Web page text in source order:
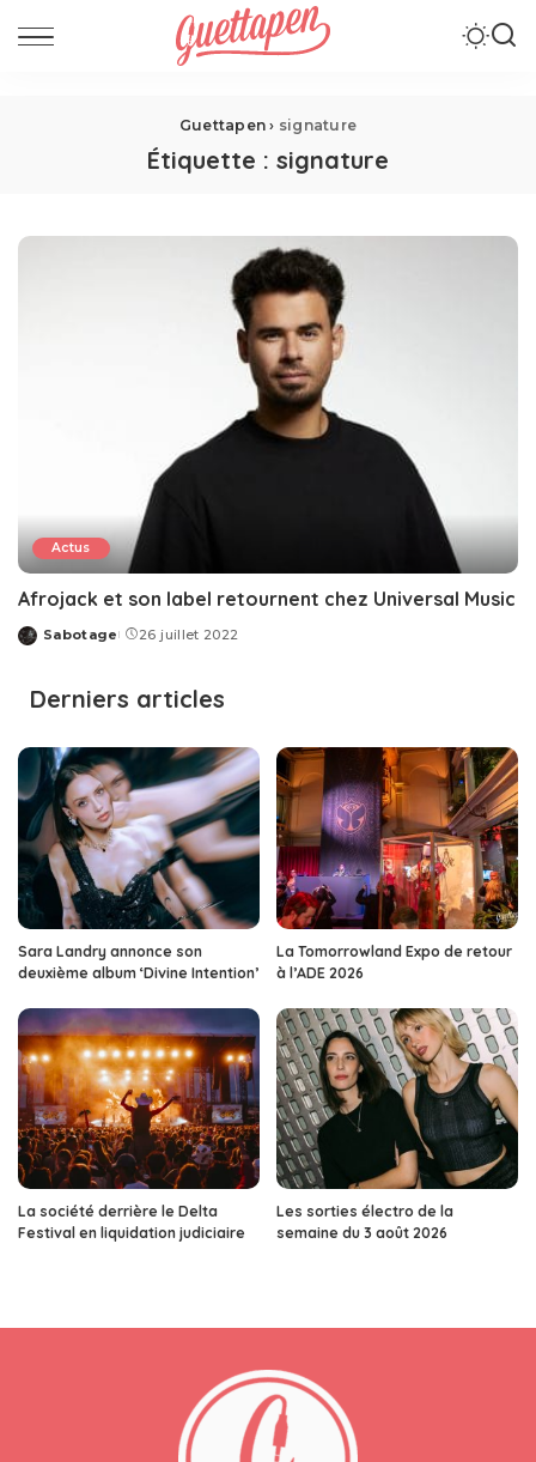
Guettapen › signature
Étiquette : signature
Actus
Afrojack et son label retournent chez Universal Music
Posted
Sabotage 26 juillet 2022
Derniers articles
Sara Landry annonce son
deuxième album ‘Divine Intention’
La Tomorrowland Expo de retour
à l’ADE 2026
La société derrière le Delta
Festival en liquidation judiciaire
Les sorties électro de la
semaine du 3 août 2026